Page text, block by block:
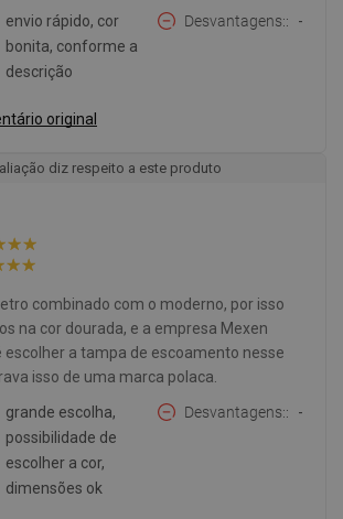
envio rápido, cor
bonita, conforme a
descrição
Desvantagens: -
original
diz respeito a este produto
combinado com o moderno, por isso
na cor dourada, e a empresa Mexen
a tampa de escoamento nesse
isso de uma marca polaca.
grande escolha,
possibilidade de
escolher a cor,
dimensões ok
Desvantagens: -